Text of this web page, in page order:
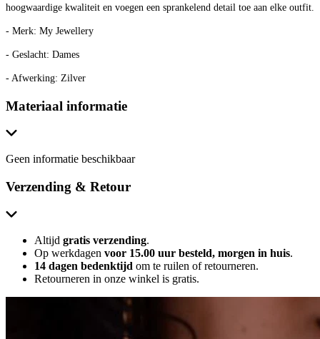
hoogwaardige kwaliteit en voegen een sprankelend detail toe aan elke outfit.
- Merk: My Jewellery
- Geslacht: Dames
- Afwerking: Zilver
Materiaal informatie
Geen informatie beschikbaar
Verzending & Retour
Altijd gratis verzending.
Op werkdagen voor 15.00 uur besteld, morgen in huis.
14 dagen bedenktijd om te ruilen of retourneren.
Retourneren in onze winkel is gratis.